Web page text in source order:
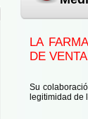
LA
DE
Su
legitimidad de